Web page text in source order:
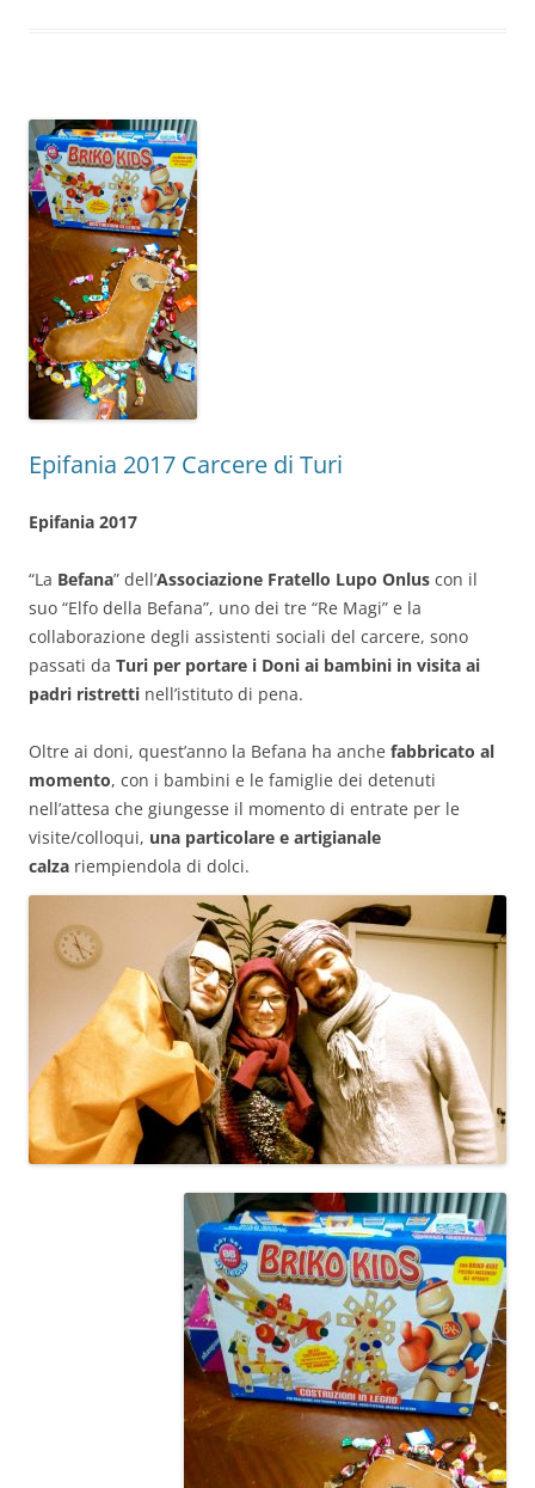
Epifania 2017 Carcere di Turi
Epifania 2017
“La Befana” dell’Associazione Fratello Lupo Onlus con il
suo “Elfo della Befana”, uno dei tre “Re Magi” e la
collaborazione degli assistenti sociali del carcere, sono
passati da Turi per portare i Doni ai bambini in visita ai
padri ristretti nell’istituto di pena.
Oltre ai doni, quest’anno la Befana ha anche fabbricato al
momento, con i bambini e le famiglie dei detenuti
nell’attesa che giungesse il momento di entrate per le
visite/colloqui, una particolare e artigianale
calza riempiendola di dolci.